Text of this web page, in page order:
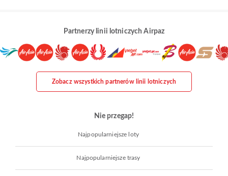
Partnerzy linii lotniczych Airpaz
Zobacz wszystkich partnerów linii lotniczych
Nie przegap!
Najpopularniejsze loty
Najpopularniejsze trasy